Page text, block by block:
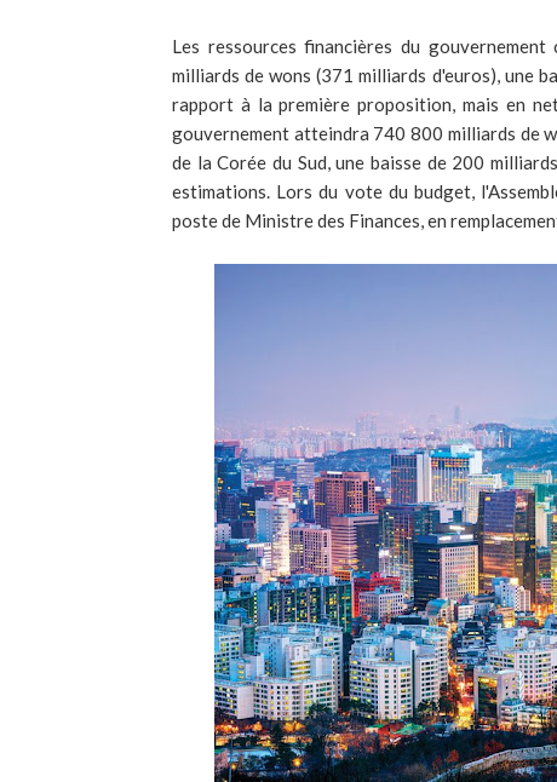
Les ressources financières du
milliards de wons (371 milliards d'euros), une
rapport à la première proposition, mais en
gouvernement atteindra 740 800 milliards de
de la Corée du Sud, une baisse de 200
estimations. Lors du vote du budget,
poste de Ministre des Finances, en